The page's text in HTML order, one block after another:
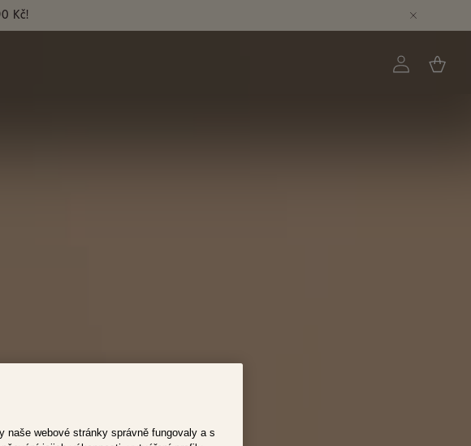
Kč!
Přihlásit
Košík
webové stránky správně fungovaly a s